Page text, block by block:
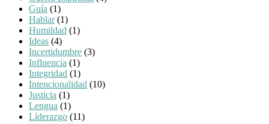
Guía (1)
Hablar(1)
Humildad (1)
Ideas (4)
Incertidumbre (3)
Influencia (1)
Integridad (1)
Intencionalidad (10)
Justicia (1)
Lengua (1)
Líderazgo (11)